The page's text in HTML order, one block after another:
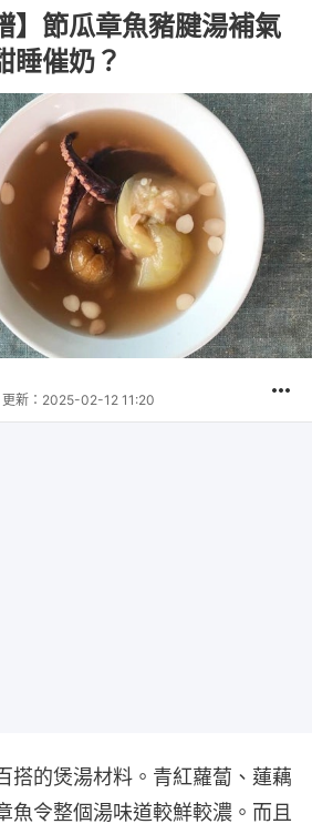
】節瓜章魚豬腱湯補氣
催奶？
更新： 2025-02-12 11:20
搭的煲湯材料。青紅蘿蔔、蓮藕
魚令整個湯味道較鮮較濃。而且